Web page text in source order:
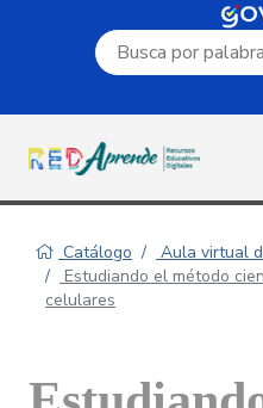
Campo de
Catálogo
Aula virtual
Estudiando el método
celulares